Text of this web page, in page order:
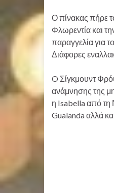
Ο πίνακας πήρε
Φλωρεντία και
παραγγελία για
Διάφορες
O Σίγκμουντ
ανάμνησης της
η Isabella από τη
Gualanda αλλά